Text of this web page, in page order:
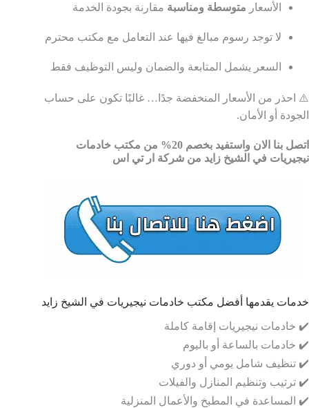
الأسعار متوسطة ومناسبة مقارنة بجودة الخدمة
لا توجد رسوم مبالغ فيها عند التعامل مع مكتب محترم
السعر يشمل المتابعة والضمان وليس التوظيف فقط
⚠️ احذر من الأسعار المنخفضة جدًا… غالبًا تكون على حساب
الجودة أو الأمان.
اتصل بنا الان واستفيد بخصم 20% من مكتب خادمات
نيجيريات في الشيخ زايد من شركة ار تي اس
خدمات يقدمها أفضل مكتب خادمات نيجيريات في الشيخ زايد
✔️ خادمات نيجيريات إقامة كاملة
✔️ خادمات بالساعة أو باليوم
✔️ تنظيف شامل يومي أو دوري
✔️ ترتيب وتنظيم المنازل والفيلات
✔️ المساعدة في المطبخ والأعمال المنزلية